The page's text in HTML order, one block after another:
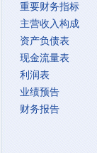
重要财务指标
主营收入构成
资产负债表
现金流量表
利润表
业绩预告
财务报告